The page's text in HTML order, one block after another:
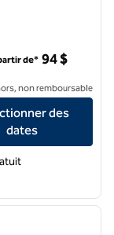
Georgetown
de* 94 $
non remboursable
des
dates